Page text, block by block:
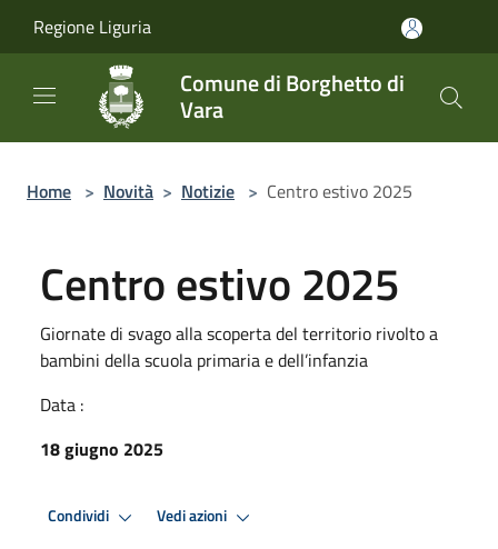
Regione Liguria
Comune di Borghetto di
Vara
Home > Novità > Notizie > Centro estivo 2025
Centro estivo 2025
Giornate di svago alla scoperta del territorio rivolto a
bambini della scuola primaria e dell’infanzia
Data :
18 giugno 2025
Condividi Vedi azioni